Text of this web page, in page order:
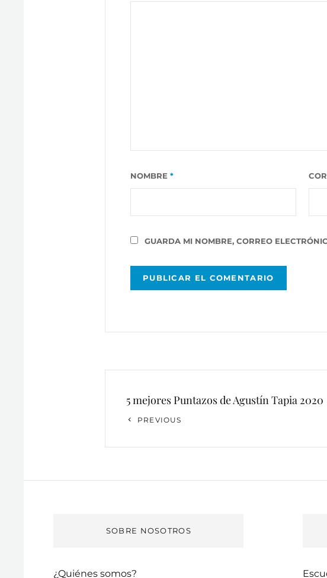
NOMBRE *
GUARDA MI NOMBRE, CORREO
entradas
5 mejores Puntazos de Agustín Tapia 2020
Previous
PREVIOUS
SOBRE NOSOTROS
¿Quiénes somos?